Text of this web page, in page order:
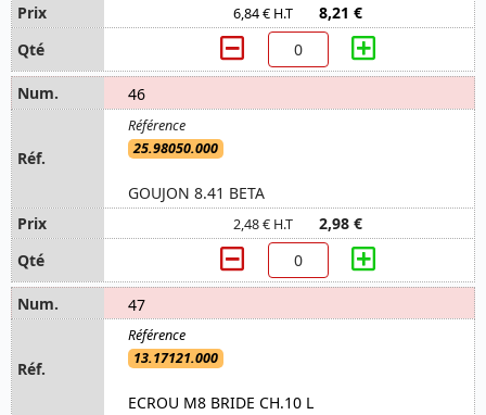
6,84 € H.T 8,21 €
46
25.98050.000
GOUJON 8.41 BETA
2,48 € H.T 2,98 €
47
13.17121.000
ECROU M8 BRIDE CH.10 L